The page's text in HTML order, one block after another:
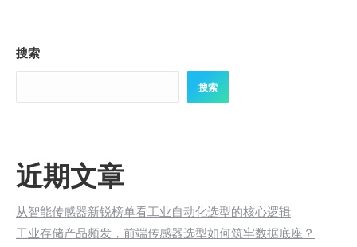
搜索
搜索
近期文章
从智能传感器新锐榜单看工业自动化选型的核心逻辑
工业存储产品频发，前端传感器选型如何筑牢数据底座？